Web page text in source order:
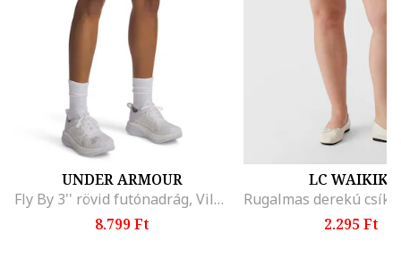
UNDER ARMOUR
Fly By 3'' rövid futónadrág, Világos rózsaszín
8.799 Ft
LC WAIKIKI
2.295 Ft